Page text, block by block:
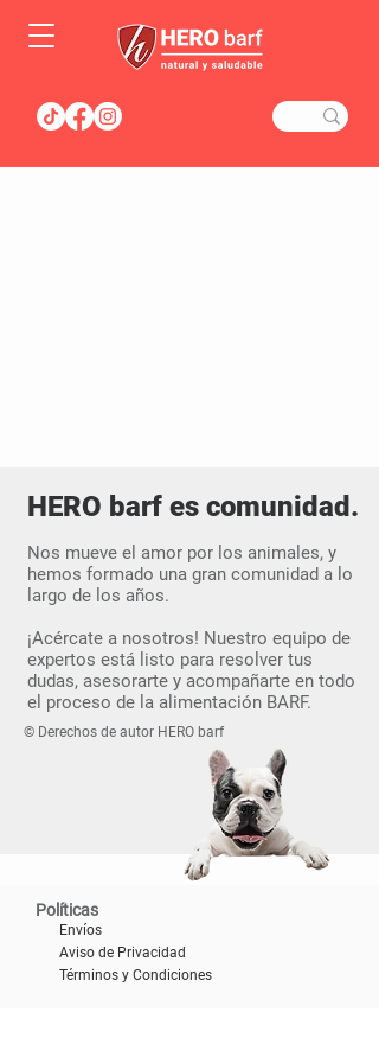
HERO barf es comunidad.
Nos mueve el amor por los animales, y
hemos formado una gran comunidad a lo
largo de los años.
¡Acércate a nosotros! Nuestro equipo de
expertos está listo para resolver tus
dudas, asesorarte y acompañarte en todo
el proceso de la alimentación BARF.
© Derechos de autor HERO barf
Políticas
Envíos
Aviso de Privacidad
​Términos y Condiciones